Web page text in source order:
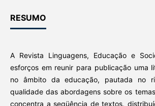
RESUMO
A Revista Linguagens, Educação e
esforços em reunir para publicação uma
no âmbito da educação, pautada no
qualidade das abordagens sobre os
concentra a seqüência de textos,